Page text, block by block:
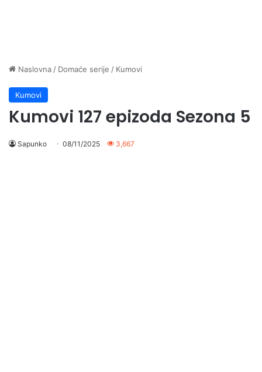
Naslovna / Domaće serije / Kumovi
Kumovi
Kumovi 127 epizoda Sezona 5
Sapunko 08/11/2025 3,667